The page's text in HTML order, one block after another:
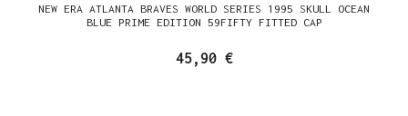
NEW ERA ATLANTA BRAVES WORLD SERIES 1995 SKULL OCEAN
BLUE PRIME EDITION 59FIFTY FITTED CAP
45,90 €